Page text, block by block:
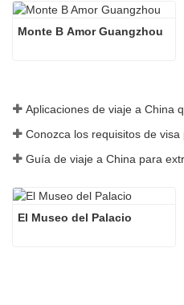
Monte B Amor Guangzhou
El Museo del Palacio